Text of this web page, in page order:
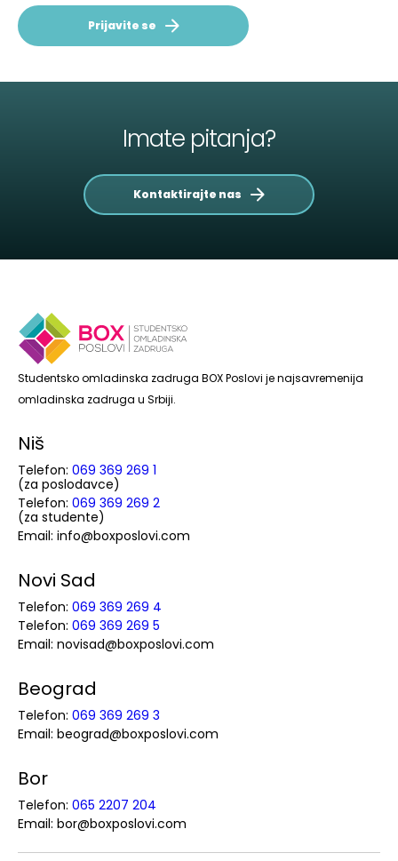
Prijavite se
Imate pitanja?
Kontaktirajte nas
Studentsko omladinska zadruga BOX Poslovi je najsavremenija
omladinska zadruga u Srbiji.
Niš
Telefon: 069 369 269 1
(za poslodavce)
Telefon: 069 369 269 2
(za studente)
Email: info@boxposlovi.com
Novi Sad
Telefon: 069 369 269 4
Telefon: 069 369 269 5
Email: novisad@boxposlovi.com
Beograd
Telefon: 069 369 269 3
Email: beograd@boxposlovi.com
Bor
Telefon: 065 2207 204
Email: bor@boxposlovi.com